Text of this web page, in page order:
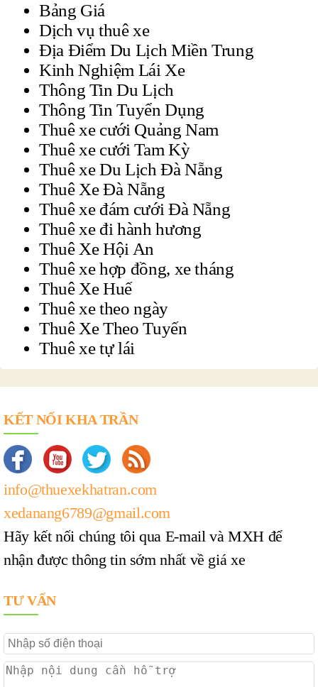
Bảng Giá
Dịch vụ thuê xe
Địa Điểm Du Lịch Miền Trung
Kinh Nghiệm Lái Xe
Thông Tin Du Lịch
Thông Tin Tuyển Dụng
Thuê xe cưới Quảng Nam
Thuê xe cưới Tam Kỳ
Thuê xe Du Lịch Đà Nẵng
Thuê Xe Đà Nẵng
Thuê xe đám cưới Đà Nẵng
Thuê xe đi hành hương
Thuê Xe Hội An
Thuê xe hợp đồng, xe tháng
Thuê Xe Huế
Thuê xe theo ngày
Thuê Xe Theo Tuyến
Thuê xe tự lái
KẾT NỐI KHA TRẦN
info@thuexekhatran.com
xedanang6789@gmail.com
Hãy kết nối chúng tôi qua E-mail và MXH để
nhận được thông tin sớm nhất về giá xe
TƯ VẤN